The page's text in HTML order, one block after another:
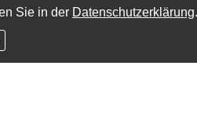
Sie in der Datenschutzerklärung.